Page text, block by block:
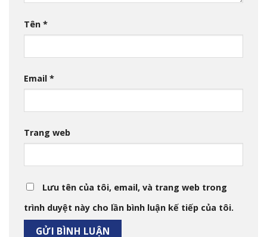
Tên *
Email *
Trang web
Lưu tên của tôi, email, và trang web trong
trình duyệt này cho lần bình luận kế tiếp của tôi.